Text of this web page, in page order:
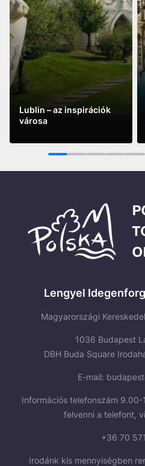
Lublin – az inspirációk
városa
See more
1 2 3 4 5
Lengyel
Magyarországi
1036 Budapest
DBH Buda Square
E-mail:
Információs telefonszám
felvenni a telefont,
+36 70
Irodánk kis mennyiségben